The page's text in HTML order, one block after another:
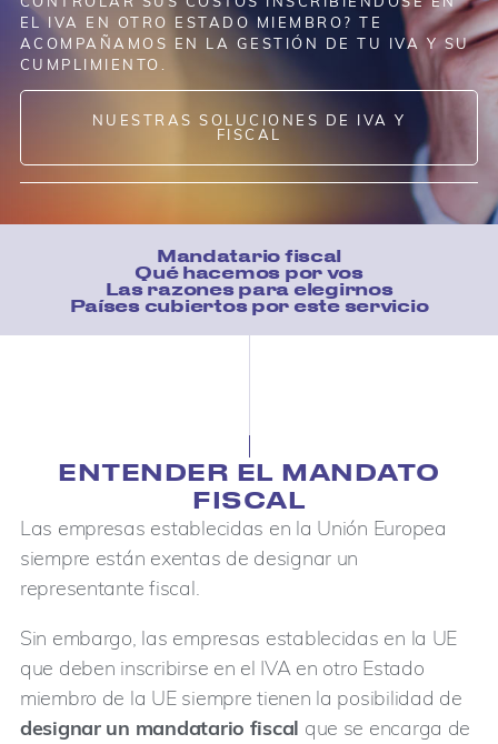
EL IVA EN OTRO ESTADO MIEMBRO? TE
ACOMPAÑAMOS EN LA GESTIÓN DE TU IVA Y SU
CUMPLIMIENTO.
NUESTRAS SOLUCIONES DE IVA Y
FISCAL
Mandatario fiscal
Qué hacemos por vos
Las razones para elegirnos
Países cubiertos por este servicio
ENTENDER EL MANDATO
FISCAL
Las empresas establecidas en la Unión Europea
siempre están exentas de designar un
representante fiscal.
Sin embargo, las empresas establecidas en la UE
que deben inscribirse en el IVA en otro Estado
miembro de la UE siempre tienen la posibilidad de
designar un mandatario fiscal que se encarga de